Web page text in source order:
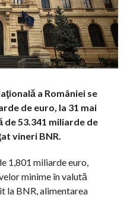
a României se
de euro, la 31 mai
de 53.341 miliarde de
vineri BNR.
1,801 miliarde euro,
minime în valută
la BNR, alimentarea